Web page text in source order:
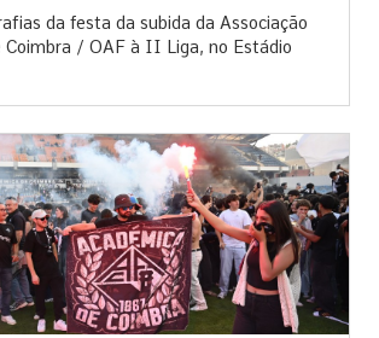
da festa da subida da Associação
Coimbra / OAF à II Liga, no Estádio